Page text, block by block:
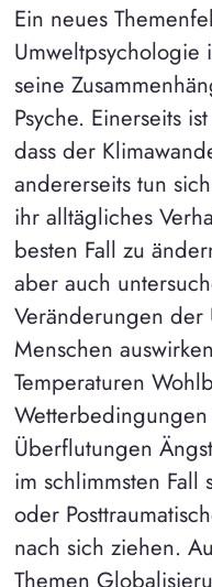
Ein neues
Umweltpsychologie
seine
Psyche. Einerseits
dass der
andererseits tun
ihr alltägliches
besten Fall zu
aber auch
Veränderungen der
Menschen
Temperaturen
Überflutungen
im schlimmsten Fall
oder
nach sich ziehen.
Themen